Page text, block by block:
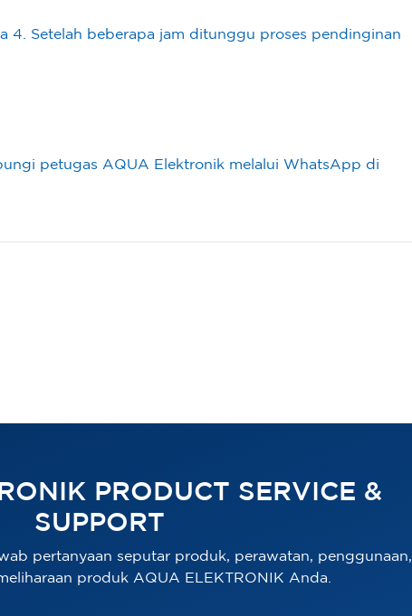
Setelah beberapa jam ditunggu proses pendinginan
petugas AQUA Elektronik melalui WhatsApp di
PRODUCT SERVICE &
SUPPORT
pertanyaan seputar produk, perawatan, penggunaan,
produk AQUA ELEKTRONIK Anda.